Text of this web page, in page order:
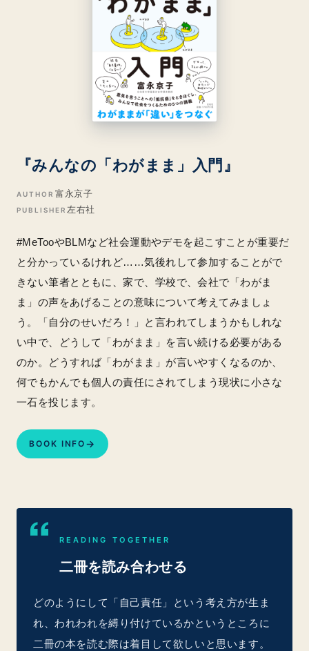
『みんなの「わがまま」入門』
AUTHOR 富永京子
PUBLISHER 左右社
#MeTooやBLMなど社会運動やデモを起こすことが重要だ
と分かっているけれど……気後れして参加することがで
きない筆者とともに、家で、学校で、会社で「わがま
ま」の声をあげることの意味について考えてみましょ
う。「自分のせいだろ！」と言われてしまうかもしれな
い中で、どうして「わがまま」を言い続ける必要がある
のか。どうすれば「わがまま」が言いやすくなるのか、
何でもかんでも個人の責任にされてしまう現状に小さな
一石を投じます。
BOOK INFO →
READING TOGETHER
二冊を読み合わせる
どのようにして「自己責任」という考え方が生ま
れ、われわれを縛り付けているかというところに
二冊の本を読む際は着目して欲しいと思います。